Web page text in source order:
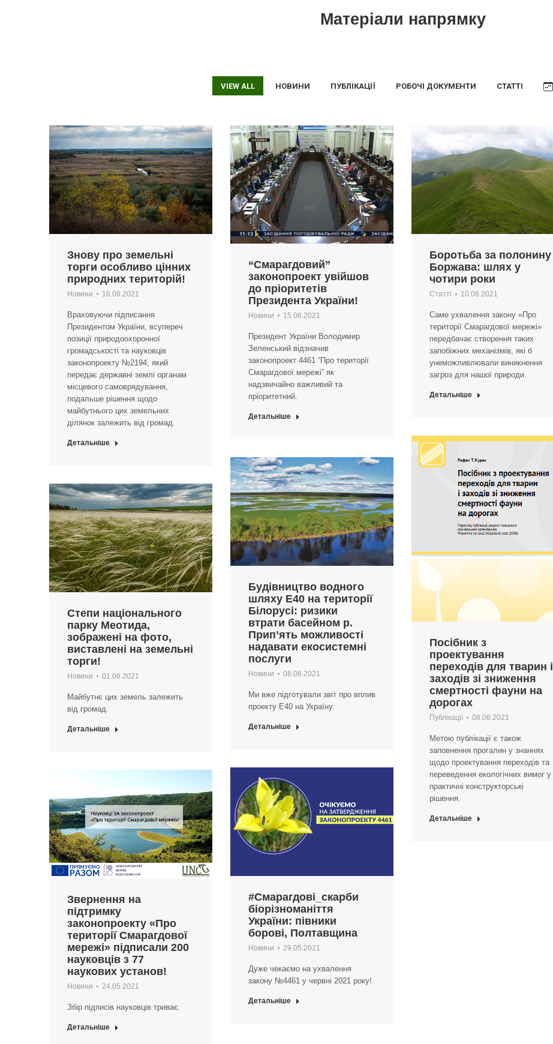
Матеріали напрямку
VIEW ALL НОВИНИ ПУБЛІКАЦІЇ РОБОЧІ ДОКУМЕНТИ СТАТТІ
Знову про земельні
торги особливо цінних
природних територій!
Новини 16.06.2021
Враховуючи підписання
Президентом України, всупереч
позиції природоохоронної
громадськості та науковців
законопроекту №2194, який
передає державні землі органам
місцевого самоврядування,
подальше рішення щодо
майбутнього цих земельних
ділянок залежить від громад.
Детальніше
“Смарагдовий”
законопроект увійшов
до пріоритетів
Президента України!
Новини 15.06.2021
Президент України Володимир
Зеленський відзначив
законопроект 4461 “Про території
Смарагдової мережі” як
надзвичайно важливий та
пріоритетний.
Детальніше
Боротьба за полонину
Боржава: шлях у
чотири роки
Статті 10.06.2021
Саме ухвалення закону «Про
території Смарагдової мережі»
передбачає створення таких
запобіжних механізмів, які б
унеможливлювали виникнення
загроз для нашої природи.
Детальніше
Посібник з
проектування
переходів для тварин і
заходів зі зниження
смертності фауни на
дорогах
Публікації 08.06.2021
Метою публікації є також
заповнення прогалин у знаннях
щодо проектування переходів та
переведення екологічних вимог у
практичні конструкторські
рішення.
Детальніше
Будівництво водного
шляху Е40 на території
Білорусі: ризики
втрати басейном р.
Прип’ять можливості
надавати екосистемні
послуги
Новини 08.06.2021
Ми вже підготували звіт про вплив
проекту Е40 на Україну.
Детальніше
Степи національного
парку Меотида,
зображені на фото,
виставлені на земельні
торги!
Новини 01.06.2021
Майбутнє цих земель залежить
від громад.
Детальніше
#Смарагдові_скарби
біорізноманіття
України: півники
борові, Полтавщина
Новини 29.05.2021
Дуже чекаємо на ухвалення
закону №4461 у червні 2021 року!
Детальніше
Звернення на
підтримку
законопроекту «Про
території Смарагдової
мережі» підписали 200
науковців з 77
наукових установ!
Новини 24.05.2021
Збір підписів науковців триває.
Детальніше